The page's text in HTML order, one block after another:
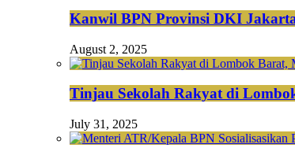
Kanwil BPN Provinsi DKI
August 2, 2025
Tinjau Sekolah Rakyat di
July 31, 2025